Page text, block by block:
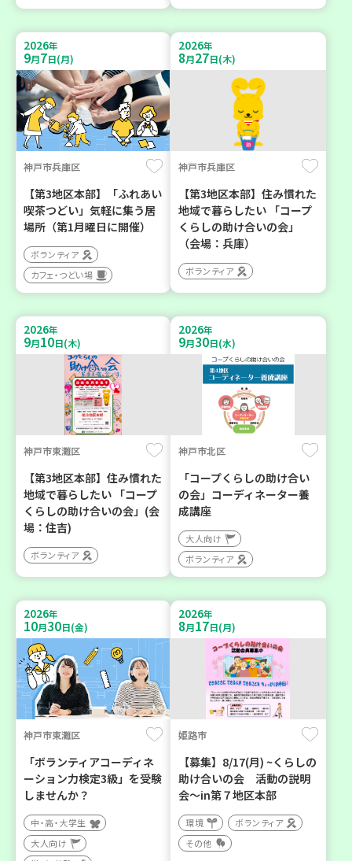
2026年
9月7日(月)
神戸市兵庫区
【第3地区本部】「ふれあい
喫茶つどい」気軽に集う居
場所（第1月曜日に開催）
ボランティア
カフェ・つどい場
2026年
8月27日(木)
神戸市兵庫区
【第3地区本部】住み慣れた
地域で暮らしたい 「コープ
くらしの助け合いの会」
（会場：兵庫）
ボランティア
2026年
9月10日(木)
神戸市東灘区
【第3地区本部】住み慣れた
地域で暮らしたい 「コープ
くらしの助け合いの会」(会
場：住吉)
ボランティア
2026年
9月30日(水)
神戸市北区
「コープくらしの助け合い
の会」コーディネーター養
成講座
大人向け
ボランティア
2026年
10月30日(金)
神戸市東灘区
「ボランティアコーディネ
ーション力検定3級」を受験
しませんか？
中・高・大学生
大人向け
2026年
8月17日(月)
姫路市
【募集】8/17(月) ~くらしの
助け合いの会 活動の説明
会～in第７地区本部
環境
ボランティア
その他